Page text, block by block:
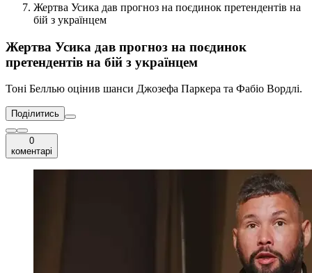
Жертва Усика дав прогноз на поєдинок претендентів на
бій з українцем
Жертва Усика дав прогноз на поєдинок
претендентів на бій з українцем
Тоні Беллью оцінив шанси Джозефа Паркера та Фабіо Вордлі.
Поділитись
0
коментарі